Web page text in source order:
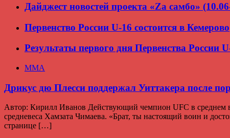
Дайджест новостей проекта «Zа самбо»
Первенство России U-16 состоится в Кемерово
Результаты первого дня Первенства России
ММА
Дрикус дю Плесси поддержал Уиттакера после
Автор: Кирилл Иванов Действующий чемпион UFC в среднем
средневеса Хамзата Чимаева. «Брат, ты настоящий воин и
странице […]